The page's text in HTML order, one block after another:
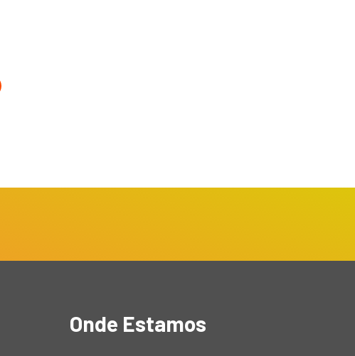
Onde Estamos